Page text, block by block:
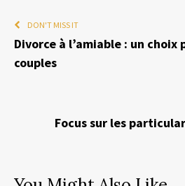
DON'T MISS IT
Divorce à l’amiable : un
couples
Focus sur les